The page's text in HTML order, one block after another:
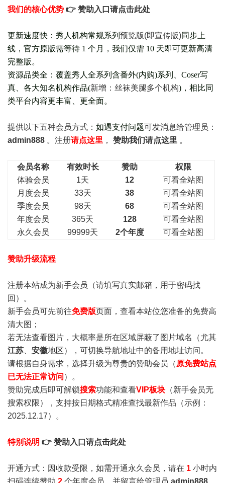
我们的核心优势 👉 赞助入口请点击此处
更新速度快：秀人机构常规系列 预览版(即宣传版)同步上
线，官方原版需等待 1 个月，我们仅需 10 天即可更新高清
完整版。
资源品类全：覆盖秀人全系列含番外(内购)系列、Coser写
真、各大知名机构作品(新增：丝袜美腿多个机构)，相比同
类平台内容更丰富、更全面。
提供以下五种会员方式： 如遇支付问题可发消息给管理员：
admin888 。注册请点这里 ， 赞助我们请点这里 。
会员名称 有效时长 赞助
权限
体验会员
1天 12
可看全站图
月度会员
33天 38
可看全站图
季度会员
98天 68
可看全站图
年度会员
365天 128
可看全站图
永久会员
99999天 2个年度 可看全站图
赞助升级流程
注册本站成为新手会员 （请填写真实邮箱，用于密码找
回）。
新手会员可先前往免费版页面，查看本站位您准备的免费高
清大图；
若无法查看图片，大概率是所在区域屏蔽了图片域名（尤其
江苏
安徽地区），可切换导航地址中的备用地址访问。
请根据自身需求，选择升级为尊贵的赞助会员（ 原免费站点
已无法正常访问 ）。
赞助完成后即可解锁搜索功能和查看VIP板块 （新手会员无
搜索权限），支持按日期格式精准查找最新作品（示例：
2025.12.17）。
特别说明 👉 赞助入口请点击此处
开通方式：因收款受限，如需开通永久会员，请在 1 小时内
扫码连续赞助 2 个年度会员，并留言给管理员 admin888